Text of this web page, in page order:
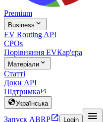
Premium
Business 
EV Routing API
CPOs
Порівняння EVКар'єра
Матеріали 
Статті
Доки API
Підтримка 
Українська
Запуск ABRP Login 